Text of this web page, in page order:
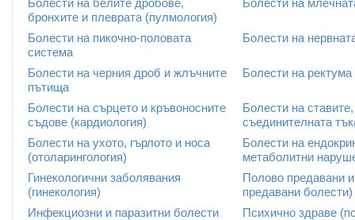
Болести на белите дробове,
бронхите и плеврата (пулмология)
Болести на
Болести на пикочно-половата
система
Болести на
Болести на черния дроб и жлъчните
пътища
Болести на
Болести на сърцето и кръвоносните
съдове (кардиология)
Болести на
съединителната
Болести на ухото, гърлото и носа
(отоларингология)
Болести на
метаболитни
Гинекологични заболявания
(гинекология)
Полово предавани
предавани болести)
Инфекциозни и паразитни болести
Психично здраве